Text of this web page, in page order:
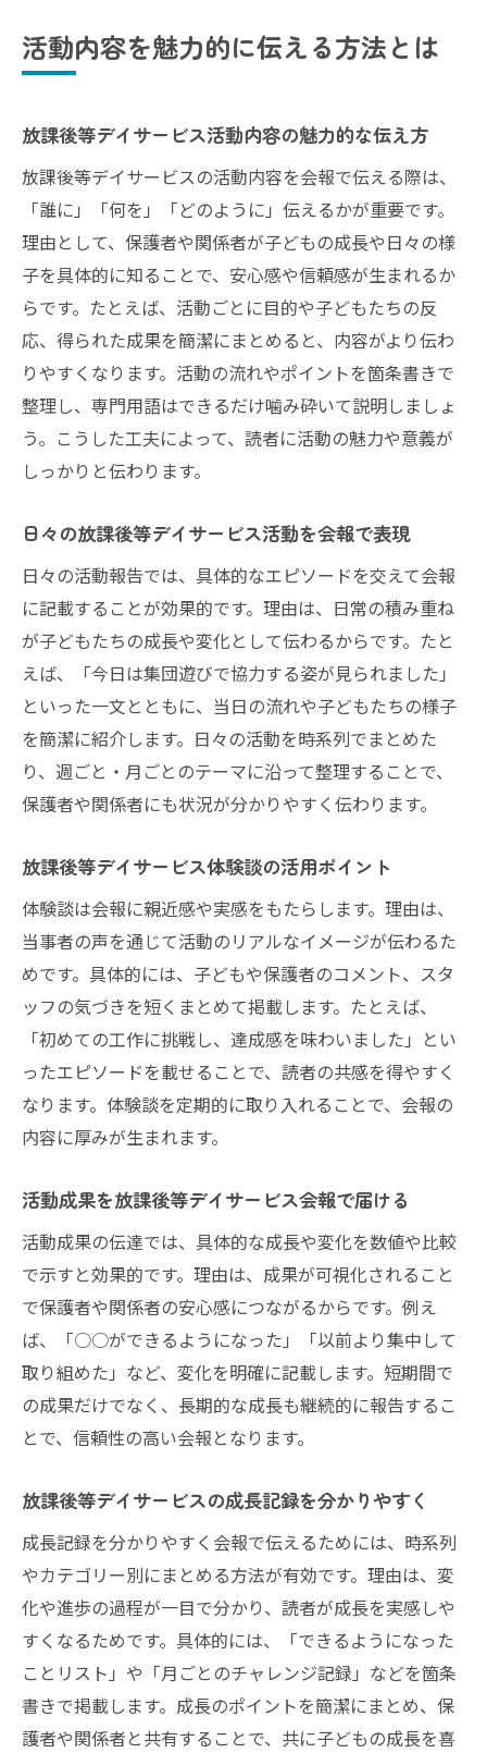
放課後等デイサービス体験談の具体的な活
利用者の意見を放課後等デイサービス会報
で共有
放課後等デイサービス利用者参加型情報発
信の工夫
放課後等デイサービス会報で共感を広げる
方法
放課後等デイサービス利用者の声が信頼を
生む
わかりやすい会報作りのステップを解説
放課後等デイサービス会報作成の基本ステ
ップ
を解説
分かりやすい放課後等デイサービス会報構
成法
放課後等デイサービス会報編集のポイント
と注意点
読みやすい放課後等デイサービス会報の作
成手順
放課後等デイサービス会報の改善方法を紹
信頼される情報提供で絆を深める方法
放課後等デイサービス会報で信頼を築く秘
訣
一貫した放課後等デイサービス情報発信の
大切さ
放課後等デイサービス会報が生む安心と絆
放課後等デイサービス会報で双方向コミュ
ニケーション
放課後等デイサービスの信頼を高める情報
放課後等デイサービスと保護者をつなぐ情
報発信
活動内容を魅力的に伝える方法とは
放課後等デイサービス活動内容の魅力的な伝え方
放課後等デイサービスの活動内容を会報で伝える際は、
「誰に」「何を」「どのように」伝えるかが重要です。
理由として、保護者や関係者が子どもの成長や日々の様
子を具体的に知ることで、安心感や信頼感が生まれるか
らです。たとえば、活動ごとに目的や子どもたちの反
応、得られた成果を簡潔にまとめると、内容がより伝わ
りやすくなります。活動の流れやポイントを箇条書きで
整理し、専門用語はできるだけ噛み砕いて説明しましょ
う。こうした工夫によって、読者に活動の魅力や意義が
しっかりと伝わります。
日々の放課後等デイサービス活動を会報で表現
日々の活動報告では、具体的なエピソードを交えて会報
に記載することが効果的です。理由は、日常の積み重ね
が子どもたちの成長や変化として伝わるからです。たと
えば、「今日は集団遊びで協力する姿が見られました」
といった一文とともに、当日の流れや子どもたちの様子
を簡潔に紹介します。日々の活動を時系列でまとめた
り、週ごと・月ごとのテーマに沿って整理することで、
保護者や関係者にも状況が分かりやすく伝わります。
放課後等デイサービス体験談の活用ポイント
体験談は会報に親近感や実感をもたらします。理由は、
当事者の声を通じて活動のリアルなイメージが伝わるた
めです。具体的には、子どもや保護者のコメント、スタ
ッフの気づきを短くまとめて掲載します。たとえば、
「初めての工作に挑戦し、達成感を味わいました」とい
ったエピソードを載せることで、読者の共感を得やすく
なります。体験談を定期的に取り入れることで、会報の
内容に厚みが生まれます。
活動成果を放課後等デイサービス会報で届ける
活動成果の伝達では、具体的な成長や変化を数値や比較
で示すと効果的です。理由は、成果が可視化されること
で保護者や関係者の安心感につながるからです。例え
ば、「○○ができるようになった」「以前より集中して
取り組めた」など、変化を明確に記載します。短期間で
の成果だけでなく、長期的な成長も継続的に報告するこ
とで、信頼性の高い会報となります。
放課後等デイサービスの成長記録を分かりやすく
成長記録を分かりやすく会報で伝えるためには、時系列
やカテゴリー別にまとめる方法が有効です。理由は、変
化や進歩の過程が一目で分かり、読者が成長を実感しや
すくなるためです。具体的には、「できるようになった
ことリスト」や「月ごとのチャレンジ記録」などを箇条
書きで掲載します。成長のポイントを簡潔にまとめ、保
護者や関係者と共有することで、共に子どもの成長を喜